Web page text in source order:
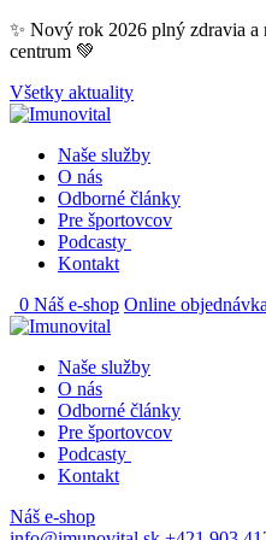
Skip
to
✨ Nový rok 2026 plný zdravia
centrum 💚
Všetky aktuality
Naše služby
O nás
Odborné články
Pre športovcov
Podcasty
Kontakt
0 Náš e-shop Online objednávka
Naše služby
O nás
Odborné články
Pre športovcov
Podcasty
Kontakt
Náš e-shop